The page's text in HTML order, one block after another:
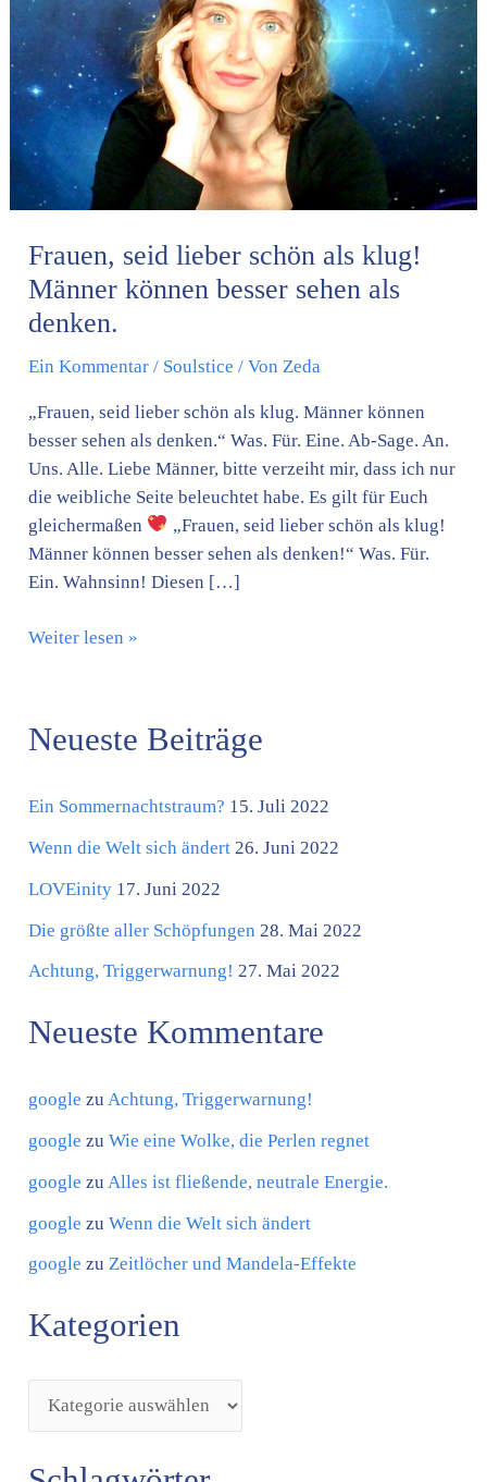
Frauen, seid lieber schön als klug!
Männer können besser sehen als
denken.
Ein Kommentar / Soulstice / Von Zeda
„Frauen, seid lieber schön als klug. Männer können
besser sehen als denken.“ Was. Für. Eine. Ab-Sage. An.
Uns. Alle. Liebe Männer, bitte verzeiht mir, dass ich nur
die weibliche Seite beleuchtet habe. Es gilt für Euch
gleichermaßen
„Frauen, seid lieber schön als klug!
Männer können besser sehen als denken!“ Was. Für.
Ein. Wahnsinn! Diesen […]
als
klug!
Männer
können
besser
sehen
als
denken.
Weiter lesen »
Neueste Beiträge
Ein Sommernachtstraum? 15. Juli 2022
Wenn die Welt sich ändert 26. Juni 2022
LOVEinity 17. Juni 2022
Die größte aller Schöpfungen 28. Mai 2022
Achtung, Triggerwarnung! 27. Mai 2022
Neueste Kommentare
google zuAchtung, Triggerwarnung!
google zuWie eine Wolke, die Perlen regnet
google zuAlles ist fließende, neutrale Energie.
google zuWenn die Welt sich ändert
google zuZeitlöcher und Mandela-Effekte
Kategorien
K
t
e
g
o
e